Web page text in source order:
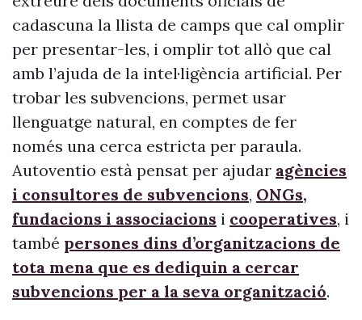
cadascuna la llista de camps que cal omplir
per presentar-les, i omplir tot allò que cal
amb l’ajuda de la intel·ligència artificial. Per
trobar les subvencions, permet usar
llenguatge natural, en comptes de fer
només una cerca estricta per paraula.
Autoventio està pensat per ajudar agències
i consultores de subvencions, ONGs,
fundacions i associacions i cooperatives, i
també persones dins d’organitzacions de
tota mena que es dediquin a cercar
subvencions per a la seva organització.